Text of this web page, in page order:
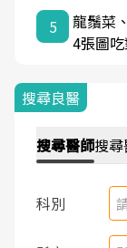
5
龍鬚菜
4張圖
搜尋良醫
搜尋醫師搜尋
科別